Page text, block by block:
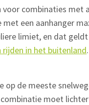
combinaties met
met een aanhanger
limiet, en dat
rijden in het buitenland
op de meeste
moet